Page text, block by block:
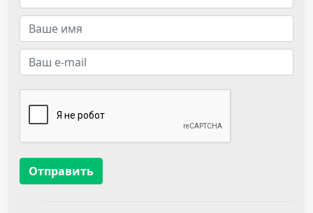
Отправить